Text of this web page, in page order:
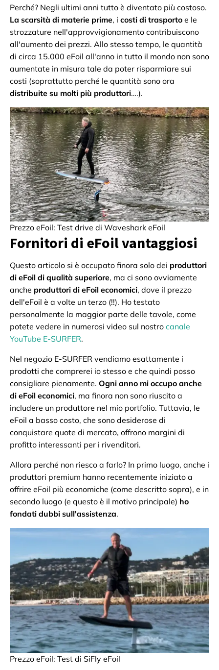
Perché? Negli ultimi anni tutto è diventato più costoso.
La scarsità di materie prime, i costi di trasporto e le
strozzature nell'approvvigionamento contribuiscono
all'aumento dei prezzi. Allo stesso tempo, le quantità
di circa 15.000 eFoil all'anno in tutto il mondo non sono
aumentate in misura tale da poter risparmiare sui
costi (soprattutto perché le quantità sono ora
distribuite su molti più produttori….).
Prezzo eFoil: Test drive di Waveshark eFoil
Fornitori di eFoil vantaggiosi
Questo articolo si è occupato finora solo dei produttori
di eFoil di qualità superiore, ma ci sono ovviamente
anche produttori di eFoil economici, dove il prezzo
dell'eFoil è a volte un terzo (!!). Ho testato
personalmente la maggior parte delle tavole, come
potete vedere in numerosi video sul nostro canale
YouTube E-SURFER.
Nel negozio E-SURFER vendiamo esattamente i
prodotti che comprerei io stesso e che quindi posso
consigliare pienamente. Ogni anno mi occupo anche
di eFoil economici, ma finora non sono riuscito a
includere un produttore nel mio portfolio. Tuttavia, le
eFoil a basso costo, che sono desiderose di
conquistare quote di mercato, offrono margini di
profitto interessanti per i rivenditori.
Allora perché non riesco a farlo? In primo luogo, anche i
produttori premium hanno recentemente iniziato a
offrire eFoil più economiche (come descritto sopra), e in
secondo luogo (e questo è il motivo principale) ho
fondati dubbi sull'assistenza.
Prezzo eFoil: Test di SiFly eFoil